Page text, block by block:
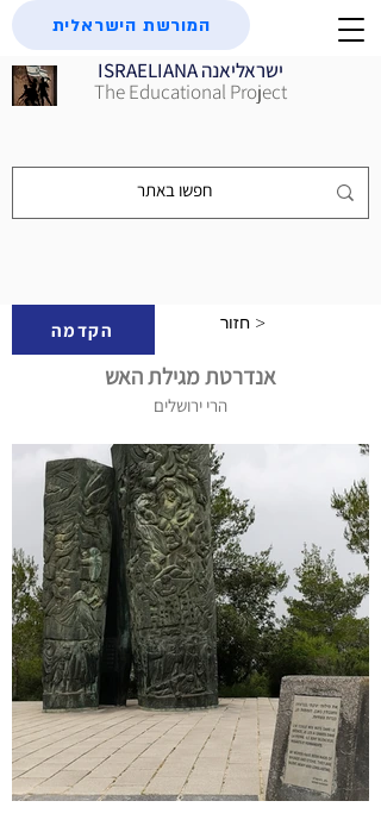
ISRAELIANA ישראליאנה
The Educational Project
המורשת הישראלית
הקדמה חזור >
אנדרטת מגילת האש
הרי ירושלים